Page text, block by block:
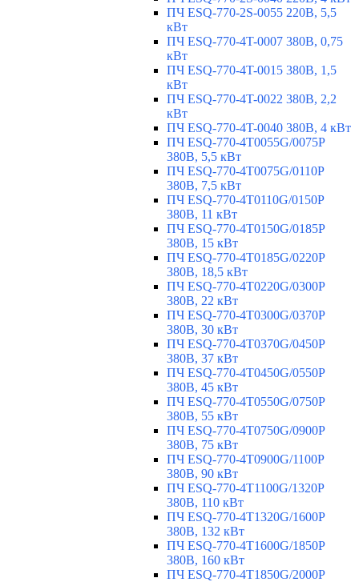
ПЧ ESQ-770-2S-0055 220В, 5,5
кВт
ПЧ ESQ-770-4T-0007 380В, 0,75
кВт
ПЧ ESQ-770-4T-0015 380В, 1,5
кВт
ПЧ ESQ-770-4T-0022 380В, 2,2
кВт
ПЧ ESQ-770-4T-0040 380В, 4 кВт
ПЧ ESQ-770-4T0055G/0075P
380В, 5,5 кВт
ПЧ ESQ-770-4T0075G/0110P
380В, 7,5 кВт
ПЧ ESQ-770-4T0110G/0150P
380В, 11 кВт
ПЧ ESQ-770-4T0150G/0185P
380В, 15 кВт
ПЧ ESQ-770-4T0185G/0220P
380В, 18,5 кВт
ПЧ ESQ-770-4T0220G/0300P
380В, 22 кВт
ПЧ ESQ-770-4T0300G/0370P
380В, 30 кВт
ПЧ ESQ-770-4T0370G/0450P
380В, 37 кВт
ПЧ ESQ-770-4T0450G/0550P
380В, 45 кВт
ПЧ ESQ-770-4T0550G/0750P
380В, 55 кВт
ПЧ ESQ-770-4T0750G/0900P
380В, 75 кВт
ПЧ ESQ-770-4T0900G/1100P
380В, 90 кВт
ПЧ ESQ-770-4T1100G/1320P
380В, 110 кВт
ПЧ ESQ-770-4T1320G/1600P
380В, 132 кВт
ПЧ ESQ-770-4T1600G/1850P
380В, 160 кВт
ПЧ ESQ-770-4T1850G/2000P